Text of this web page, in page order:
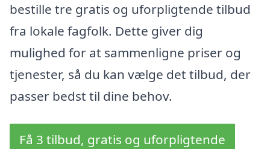
bestille tre gratis og uforpligtende tilbud
fra lokale fagfolk. Dette giver dig
mulighed for at sammenligne priser og
tjenester, så du kan vælge det tilbud, der
passer bedst til dine behov.
Få 3 tilbud, gratis og uforpligtende